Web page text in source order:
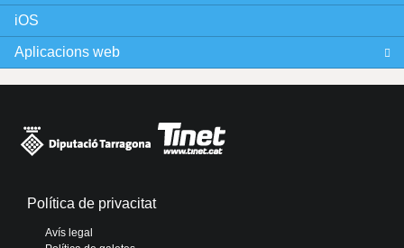
iOS
Aplicacions web
Política de privacitat
Avís legal